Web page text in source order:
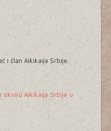
i član Aikikaija Srbije.
okviru Aikikaija Srbije u